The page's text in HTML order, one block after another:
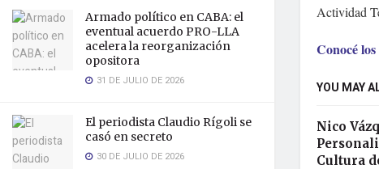
Armado político en CABA: el
eventual acuerdo PRO-LLA
acelera la reorganización
opositora
31 DE JULIO DE 2026
El periodista Claudio Rígoli se
casó en secreto
30 DE JULIO DE 2026
Actividad
Conocé
YOU MAY
Nico
Cultura